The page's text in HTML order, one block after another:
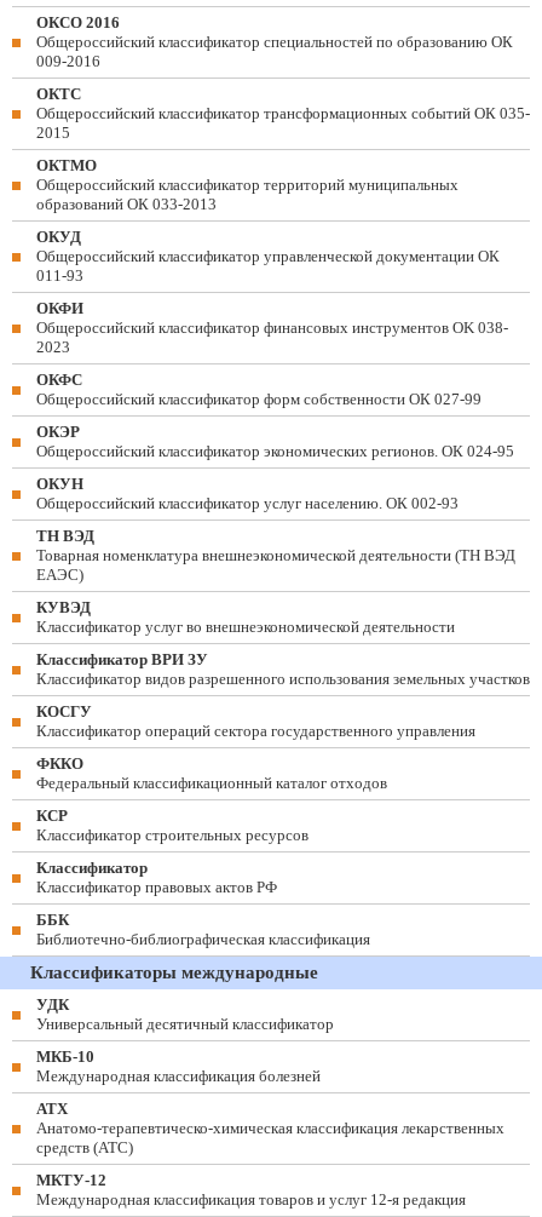
ОКСО 2016
Общероссийский классификатор специальностей по образованию ОК
009-2016
ОКТС
Общероссийский классификатор трансформационных событий ОК 035-
2015
ОКТМО
Общероссийский классификатор территорий муниципальных
образований ОК 033-2013
ОКУД
Общероссийский классификатор управленческой документации ОК
011-93
ОКФИ
Общероссийский классификатор финансовых инструментов OK 038-
2023
ОКФС
Общероссийский классификатор форм собственности ОК 027-99
ОКЭР
Общероссийский классификатор экономических регионов. ОК 024-95
ОКУН
Общероссийский классификатор услуг населению. ОК 002-93
ТН ВЭД
Товарная номенклатура внешнеэкономической деятельности (ТН ВЭД
ЕАЭС)
КУВЭД
Классификатор услуг во внешнеэкономической деятельности
Классификатор ВРИ ЗУ
Классификатор видов разрешенного использования земельных участков
КОСГУ
Классификатор операций сектора государственного управления
ФККО
Федеральный классификационный каталог отходов
КСР
Классификатор строительных ресурсов
Классификатор
Классификатор правовых актов РФ
ББК
Библиотечно-библиографическая классификация
Классификаторы международные
УДК
Универсальный десятичный классификатор
МКБ-10
Международная классификация болезней
АТХ
Анатомо-терапевтическо-химическая классификация лекарственных
средств (ATC)
МКТУ-12
Международная классификация товаров и услуг 12-я редакция